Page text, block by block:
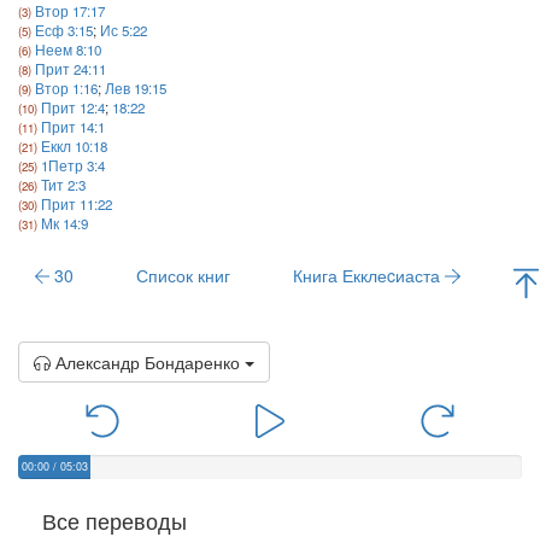
Втор 17:17
Есф 3:15; Ис 5:22
Неем 8:10
Прит 24:11
Втор 1:16; Лев 19:15
Прит 12:4; 18:22
Прит 14:1
Еккл 10:18
1Петр 3:4
Тит 2:3
Прит 11:22
Мк 14:9
30 Список книг Книга Екклеcиаста
Александр Бондаренко
00:00 / 05:03
Все переводы